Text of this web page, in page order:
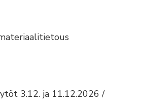
3.12. ja 11.12.2026 /